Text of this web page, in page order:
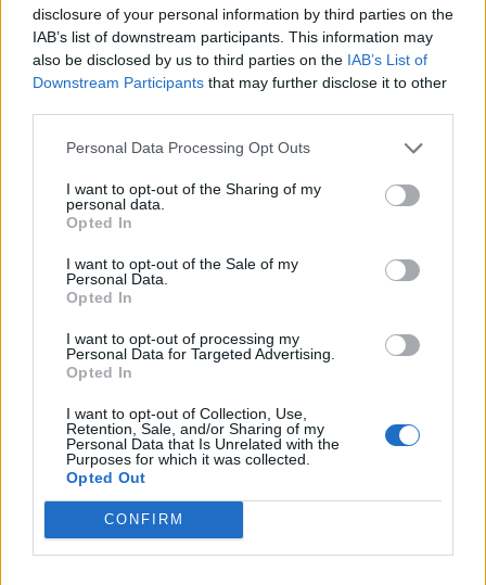
disclosure of your personal information by third parties on the
IAB’s list of downstream participants. This information may
also be disclosed by us to third parties on the IAB’s List of
Downstream Participants that may further disclose it to other
Personal Data Processing Opt Outs
I want to opt-out of the Sharing of my
personal data.
Opted In
I want to opt-out of the Sale of my
Personal Data.
Opted In
I want to opt-out of processing my
Personal Data for Targeted Advertising.
Opted In
I want to opt-out of Collection, Use,
Retention, Sale, and/or Sharing of my
Personal Data that Is Unrelated with the
Purposes for which it was collected.
Opted Out
CONFIRM